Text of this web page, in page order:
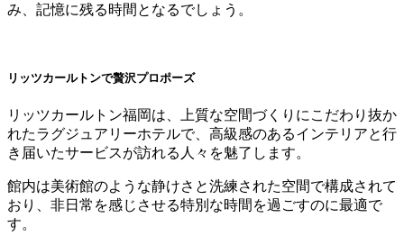
み、記憶に残る時間となるでしょう。
リッツカールトンで贅沢プロポーズ
リッツカールトン福岡は、上質な空間づくりにこだわり抜か
れたラグジュアリーホテルで、高級感のあるインテリアと行
き届いたサービスが訪れる人々を魅了します。
館内は美術館のような静けさと洗練された空間で構成されて
おり、非日常を感じさせる特別な時間を過ごすのに最適で
す。